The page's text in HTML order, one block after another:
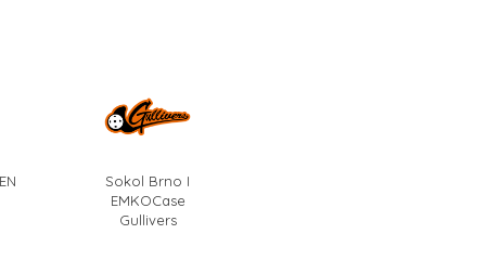
Sokol Brno I
EMKOCase
Gullivers